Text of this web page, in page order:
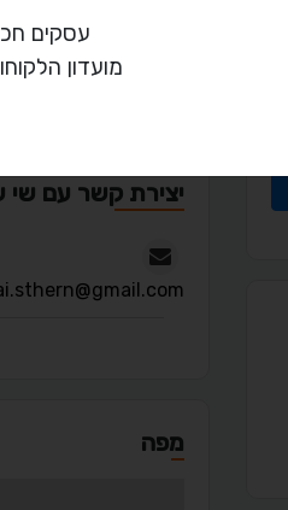
יצירת קשר עם שי
מפה
עסקים
מועדון